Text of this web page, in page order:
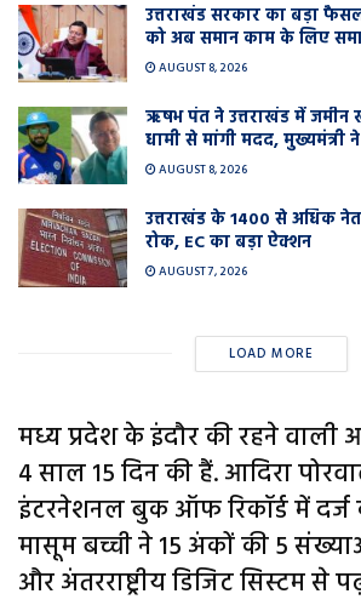
उत्तराखंड सरकार का बड़ा
को अब समान काम के लिए
AUGUST 8, 2026
ऋषभ पंत ने उत्तराखंड में
धामी से मांगी मदद, मुख्यमंत्री
AUGUST 8, 2026
उत्तराखंड के 1400 से अधिक
रोक, EC का बड़ा ऐक्शन
AUGUST 7, 2026
LOAD MORE
मध्य प्रदेश के इंदौर की रहने वाली
4 साल 15 दिन की हैं. आदिरा
इंटरनेशनल बुक ऑफ रिकॉर्ड में दर्ज
मासूम बच्ची ने 15 अंकों की 5
और अंतरराष्ट्रीय डिजिट सिस्टम से